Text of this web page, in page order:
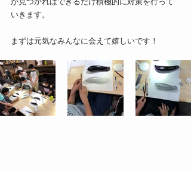
いきます。
まずは元気なみんなに会えて嬉しいです！